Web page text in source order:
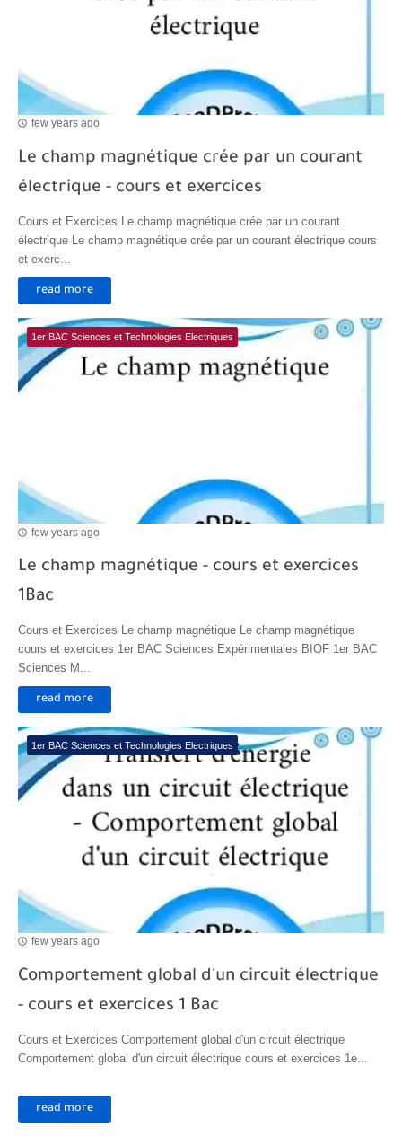
few years ago
Le champ magnétique crée par un courant
électrique - cours et exercices
Cours et Exercices Le champ magnétique crée par un courant
électrique Le champ magnétique crée par un courant électrique cours
et exerc...
read more
1er BAC Sciences et Technologies Electriques
few years ago
Le champ magnétique - cours et exercices
1Bac
Cours et Exercices Le champ magnétique Le champ magnétique
cours et exercices 1er BAC Sciences Expérimentales BIOF 1er BAC
Sciences M...
read more
1er BAC Sciences et Technologies Electriques
few years ago
Comportement global d'un circuit électrique
- cours et exercices 1 Bac
Cours et Exercices Comportement global d'un circuit électrique
Comportement global d'un circuit électrique cours et exercices 1e...
read more